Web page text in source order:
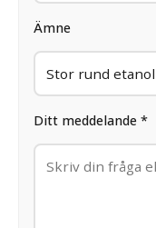
Ämne
Ditt meddelande *